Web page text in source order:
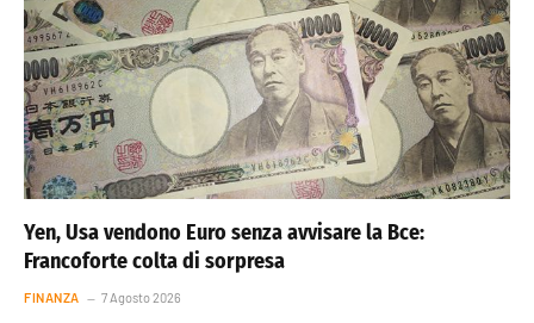
Yen, Usa vendono Euro senza avvisare la Bce:
Francoforte colta di sorpresa
FINANZA 7 Agosto 2026